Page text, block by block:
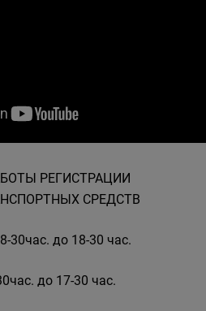
РЕГИСТРАЦИИ
СРЕДСТВ
30час. до 18-30 час.
до 17-30 час.